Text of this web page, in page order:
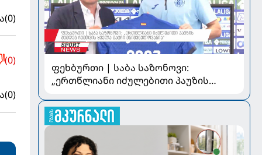
(0)
(0)
(0)
ფეხბურთი | საბა საზონოვი:
„ერთწლიანი იძულებითი პაუზის
მნიშვნელოვანია“